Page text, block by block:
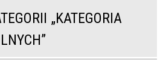
„KATEGORIA